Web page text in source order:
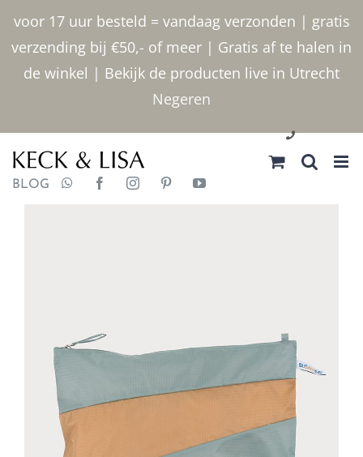
voor 17 uur besteld = vandaag verzonden | gratis
verzending bij €50,- of meer | Gratis af te halen in
de winkel | Bekijk de producten live in Utrecht
Negeren
inhoud
030 2400000
BLOG